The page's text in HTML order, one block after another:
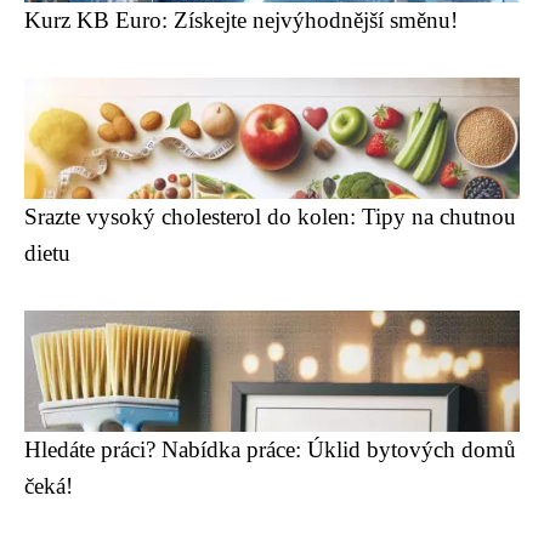
Kurz KB Euro: Získejte nejvýhodnější směnu!
Srazte vysoký cholesterol do kolen: Tipy na chutnou
dietu
Hledáte práci? Nabídka práce: Úklid bytových domů
čeká!